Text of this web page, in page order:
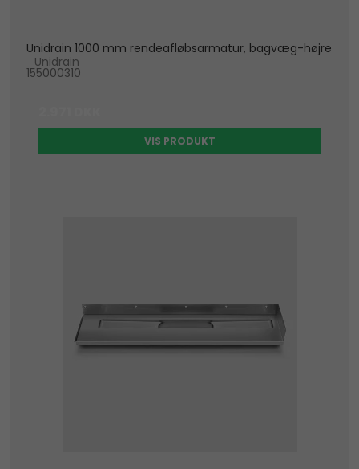
Unidrain 1000 mm rendeafløbsarmatur, bagvæg-højre
Unidrain
155000310
VIS PRODUKT